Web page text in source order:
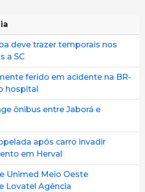
deve trazer temporais nos
a SC
ferido em acidente na BR-
hospital
ônibus entre Jaborá e
após carro invadir
em Herval
Unimed Meio Oeste
Lovatel Agência